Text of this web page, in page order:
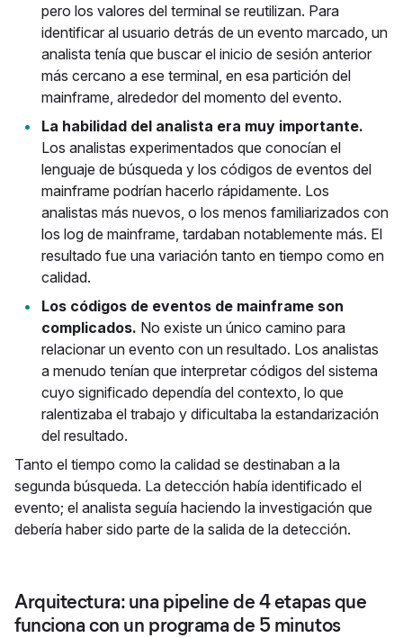
pero los valores del terminal se reutilizan. Para
identificar al usuario detrás de un evento marcado, un
analista tenía que buscar el inicio de sesión anterior
más cercano a ese terminal, en esa partición del
mainframe, alrededor del momento del evento.
La habilidad del analista era muy importante.
Los analistas experimentados que conocían el
lenguaje de búsqueda y los códigos de eventos del
mainframe podrían hacerlo rápidamente. Los
analistas más nuevos, o los menos familiarizados con
los log de mainframe, tardaban notablemente más. El
resultado fue una variación tanto en tiempo como en
calidad.
Los códigos de eventos de mainframe son
complicados. No existe un único camino para
relacionar un evento con un resultado. Los analistas
a menudo tenían que interpretar códigos del sistema
cuyo significado dependía del contexto, lo que
ralentizaba el trabajo y dificultaba la estandarización
del resultado.
Tanto el tiempo como la calidad se destinaban a la
segunda búsqueda. La detección había identificado el
evento; el analista seguía haciendo la investigación que
debería haber sido parte de la salida de la detección.
Arquitectura: una pipeline de 4 etapas que
funciona con un programa de 5 minutos